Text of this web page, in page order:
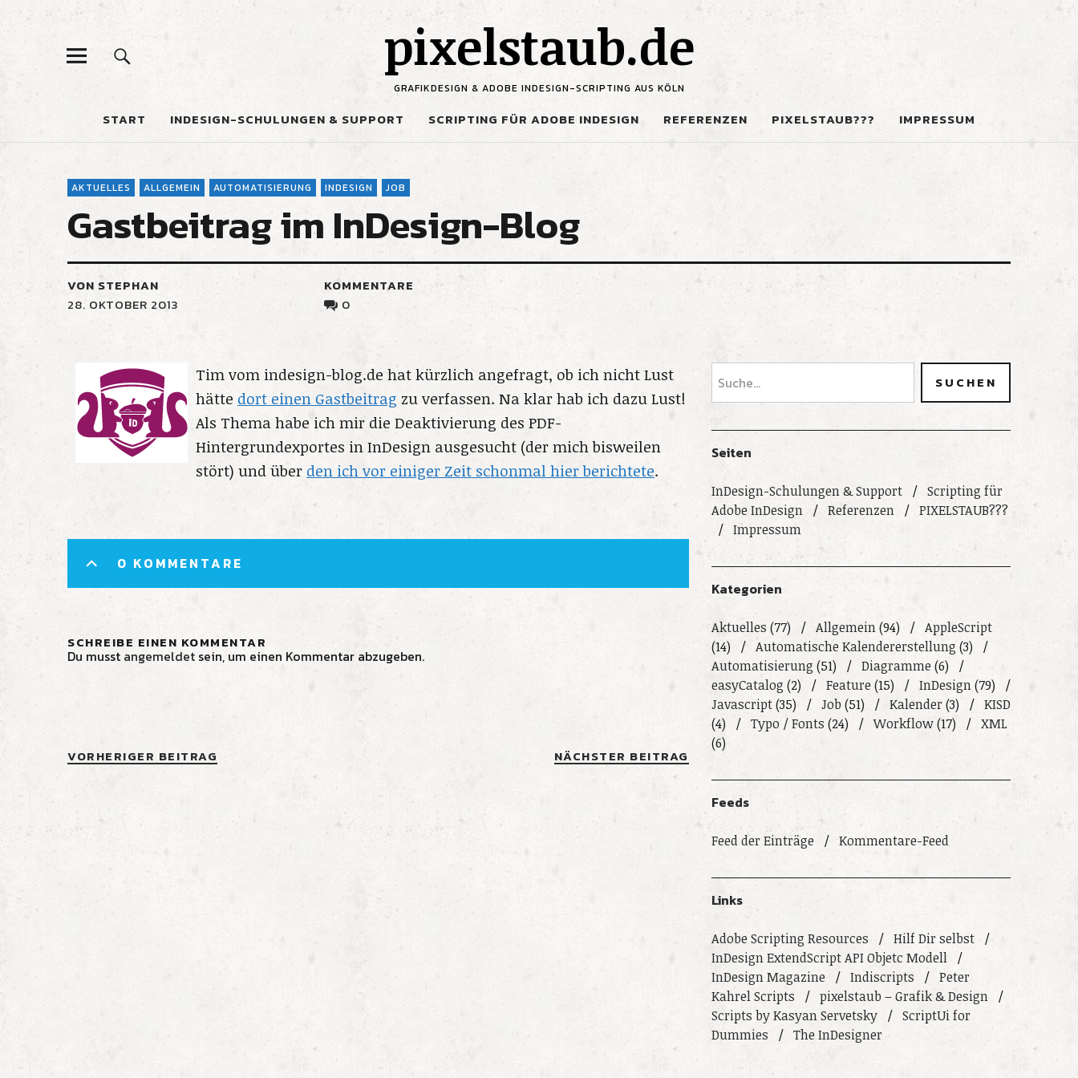
pixelstaub.de
GRAFIKDESIGN & ADOBE INDESIGN-SCRIPTING AUS KÖLN
START INDESIGN-SCHULUNGEN & SUPPORT SCRIPTING FÜR ADOBE INDESIGN REFERENZEN PIXELSTAUB??? IMPRESSUM
AKTUELLES ALLGEMEIN AUTOMATISIERUNG INDESIGN JOB
Gastbeitrag im InDesign-Blog
VON STEPHAN
28. OKTOBER 2013
KOMMENTARE
0
Tim vom indesign-blog.de hat kürzlich angefragt, ob ich nicht Lust
hätte dort einen Gastbeitrag zu verfassen. Na klar hab ich dazu Lust!
Als Thema habe ich mir die Deaktivierung des PDF-
Hintergrundexportes in InDesign ausgesucht (der mich bisweilen
stört) und über den ich vor einiger Zeit schonmal hier berichtete.
0 KOMMENTARE
SCHREIBE EINEN KOMMENTAR
Du musst angemeldet sein, um einen Kommentar abzugeben.
VORHERIGER BEITRAG NÄCHSTER BEITRAG
Seiten
InDesign-Schulungen & Support
Scripting für
Adobe InDesign
Referenzen
PIXELSTAUB???
Impressum
Kategorien
Aktuelles (77) Allgemein(94)
AppleScript
(14)
Automatische Kalendererstellung (3)
Automatisierung (51) Diagramme(6)
easyCatalog (2) Feature(15) InDesign(79)
Javascript(35) Job (51) Kalender(3)
KISD
(4)
Typo / Fonts (24) Workflow(17)
XML
(6)
Feeds
Feed der Einträge Kommentare-Feed
Links
Adobe Scripting Resources
Hilf Dir selbst
InDesign ExtendScript API Objetc Modell
InDesign Magazine
Indiscripts
Peter
Kahrel Scripts
pixelstaub – Grafik & Design
Scripts by Kasyan Servetsky
ScriptUi for
Dummies
The InDesigner